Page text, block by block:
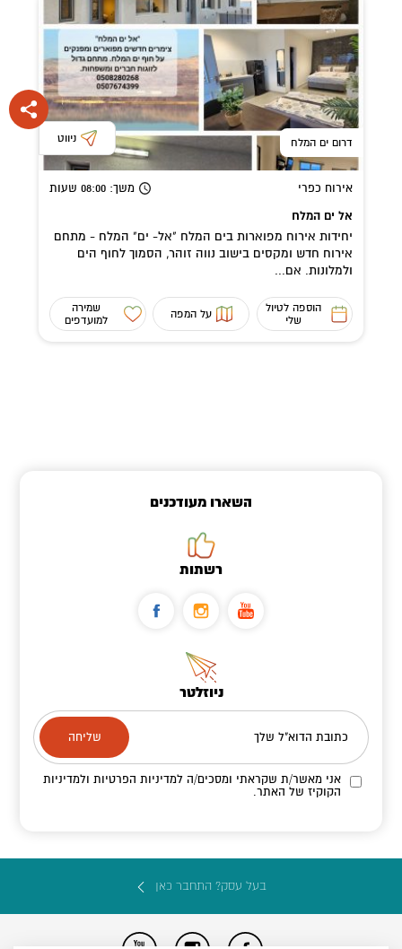
דרום ים המלח ניווט
אירוח כפרי משך: 08:00 שעות
אל ים המלח
יחידות אירוח מפוארות בים המלח "אל- ים" המלח - מתחם
אירוח חדש ומקסים בישוב נווה זוהר, הסמוך לחוף הים
ולמלונות. אם...
הוספה לטיול
שלי
על המפה
שמירה
למועדפים
השארו מעודכנים
רשתות
ניוזלטר
כתובת הדוא"ל שלך
אני מאשר/ת שקראתי ומסכים/הלמדיניות הפרטיות ולמדיניות
הקוקיז של האתר.
בעל עסק? התחבר כאן